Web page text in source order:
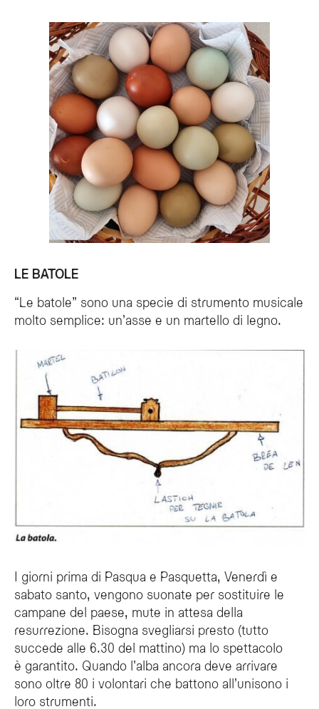
Cos'è il "pechenèr" e come si gioca?
Il "pechenèr" è una tradizionale sfida pasquale ladina che consiste nel
Come si colorano le uova secondo la tradizione descritta
Le uova si possono colorare in modo naturale utilizzando bucce di cipolla,
LE BATOLE
“Le batole” sono una specie di strumento musicale
molto semplice: un’asse e un martello di legno.
I giorni prima di Pasqua e Pasquetta, Venerdì e
sabato santo, vengono suonate per sostituire le
campane del paese, mute in attesa della
resurrezione. Bisogna svegliarsi presto (tutto
succede alle 6.30 del mattino) ma lo spettacolo
è garantito. Quando l’alba ancora deve arrivare
sono oltre 80 i volontari che battono all’unisono i
loro strumenti.